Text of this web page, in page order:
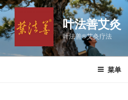
跳
至
内
容
叶法善艾灸
叶法善®艾灸疗法
菜单